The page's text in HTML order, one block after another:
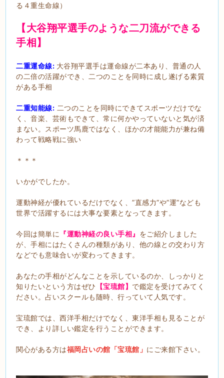
る４重生命線）
【大谷翔平選手のような二刀流ができる
手相】
二重運命線: 大谷翔平選手は運命線が二本あり、普通の人
の二倍の活躍ができ、二つのことを同時に成し遂げる素質
がある手相
二重知能線: 二つのことを同時にできてスポーツだけでな
く、音楽、芸術もできて、常に何かやっていないと気が済
まない。スポーツ馬鹿ではなく、ほかの才能能力が兼ね備
わって戦略戦に強い
＊＊＊
いかがでしたか。
運動神経が優れているだけでなく、”直感力”や”運”なども
世界で活躍するには大事な要素となってきます。
今回は簡単に 『運動神経の良い手相』 をご紹介しました
が、手相にはたくさんの種類があり、他の線との交わり方
などでも意味合いが変わってきます。
あなたの手相がどんなことを示しているのか、しっかりと
知りたいという方はぜひ
【宝琉館】 で鑑定を受けてみてく
ださい。占いスクールも随時、行っていて人気です。
宝琉館では、西洋手相だけでなく、東洋手相も見ることが
でき、より詳しい鑑定を行うことができます。
関心がある方は福岡占いの館「宝琉館」 にご来館下さい。